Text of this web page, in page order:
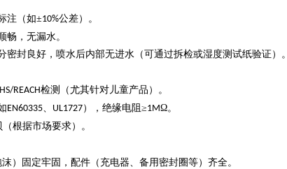
注（如±10%公差）。
畅，无漏水。
密封良好，喷水后内部无进水（可通过拆检或湿度测试纸验证）。
REACH检测（尤其针对儿童产品）。
EN60335、 UL1727），绝缘电阻≥1MΩ。
根据市场要求）。
沫）固定牢固，配件（充电器、备用密封圈等）齐全。